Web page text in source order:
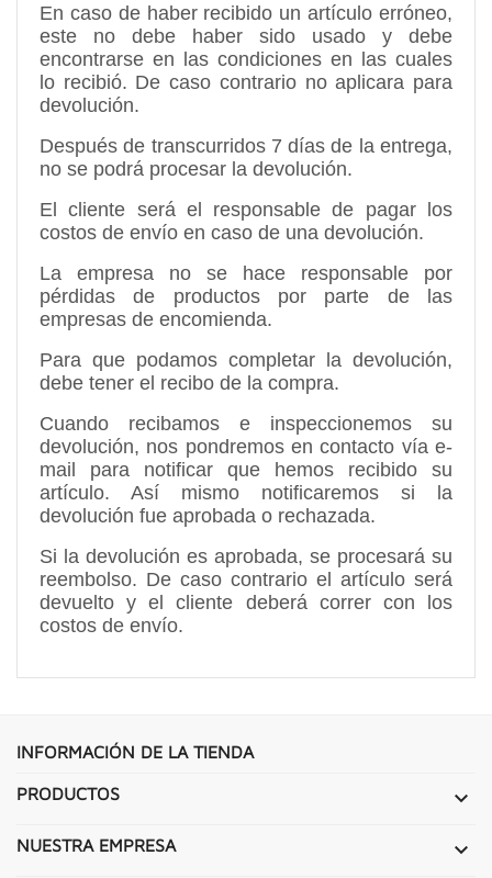
En caso de haber recibido un artículo erróneo,
este no debe haber sido usado y debe
encontrarse en las condiciones en las cuales
lo recibió. De caso contrario no aplicara para
devolución.
Después de transcurridos 7 días de la entrega,
no se podrá procesar la devolución.
El cliente será el responsable de pagar los
costos de envío en caso de una devolución.
La empresa no se hace responsable por
pérdidas de productos por parte de las
empresas de encomienda.
Para que podamos completar la devolución,
debe tener el recibo de la compra.
Cuando recibamos e inspeccionemos su
devolución, nos pondremos en contacto vía e-
mail para notificar que hemos recibido su
artículo. Así mismo notificaremos si la
devolución fue aprobada o rechazada.
Si la devolución es aprobada, se procesará su
reembolso. De caso contrario el artículo será
devuelto y el cliente deberá correr con los
costos de envío.
INFORMACIÓN DE LA TIENDA
PRODUCTOS 
NUESTRA EMPRESA 